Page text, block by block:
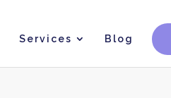
Services Blog